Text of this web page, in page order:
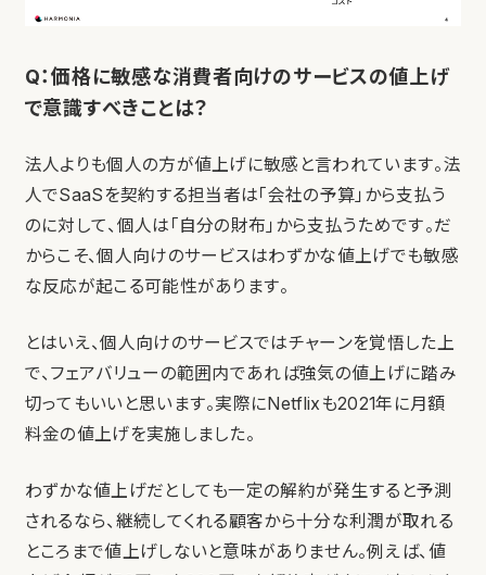
Q：価格に敏感な消費者向けのサービスの値上げ
で意識すべきことは？
法人よりも個人の方が値上げに敏感と言われています。法
人でSaaSを契約する担当者は「会社の予算」から支払う
のに対して、個人は「自分の財布」から支払うためです。だ
からこそ、個人向けのサービスはわずかな値上げでも敏感
な反応が起こる可能性があります。
とはいえ、個人向けのサービスではチャーンを覚悟した上
で、フェアバリューの範囲内であれば強気の値上げに踏み
切ってもいいと思います。実際にNetflixも2021年に月額
料金の値上げを実施しました。
わずかな値上げだとしても一定の解約が発生すると予測
されるなら、継続してくれる顧客から十分な利潤が取れる
ところまで値上げしないと意味がありません。例えば、値